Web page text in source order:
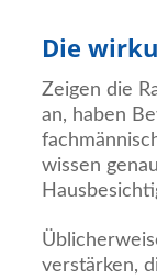
Die
Zeigen die
an, haben
wissen
verstärken,